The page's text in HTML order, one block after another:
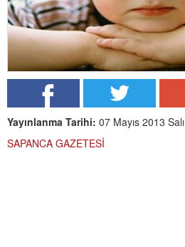
Yayınlanma Tarihi: 07 Mayıs 2013 Salı
SAPANCA GAZETESİ